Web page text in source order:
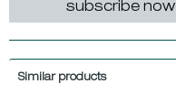
subscribe now
Similar products